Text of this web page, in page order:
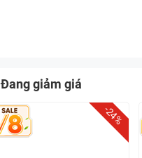
Đang giảm giá
-24%